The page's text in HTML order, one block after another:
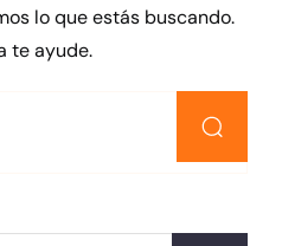
lo que estás buscando.
te ayude.